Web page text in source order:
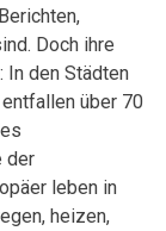
Doch ihre
den Städten
über 70
der
leben in
heizen,